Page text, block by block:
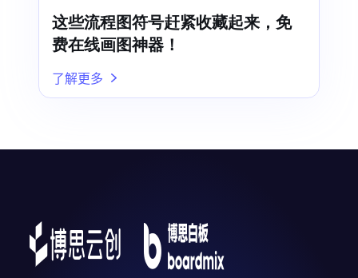
这些流程图符号赶紧收藏起来，免
费在线画图神器！
了解更多